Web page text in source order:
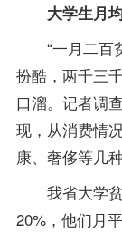
大学生月均
“一月二百
扮酷，两千三
口溜。记者调
现，从消费情
康、奢侈等几种
我省大学贫
20%，他们月